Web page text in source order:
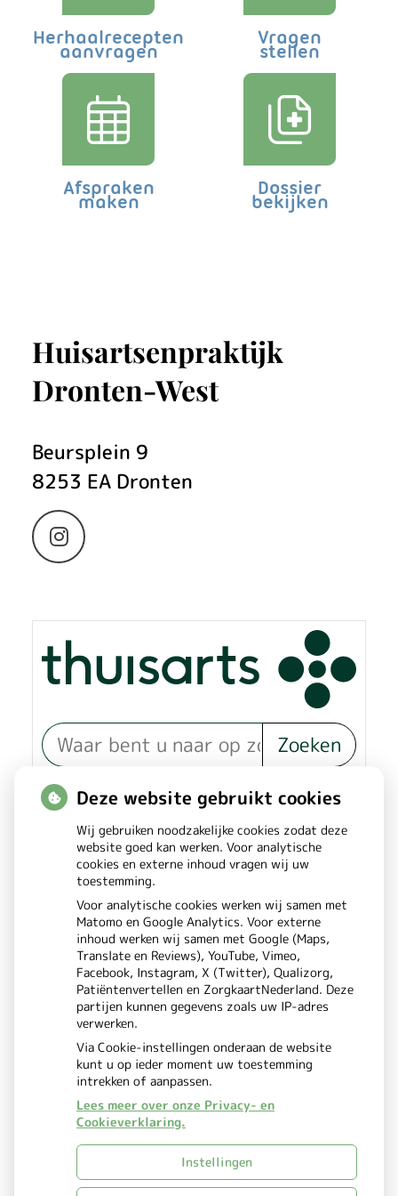
Herhaalrecepten
aanvragen
Vragen
stellen
Afspraken
maken
Dossier
bekijken
Huisartsenpraktijk
Dronten-West
Beursplein 9
8253 EA Dronten
Bezoek
Instagram
pagina
Zoeken
of zoek op lichaam
Betrouwbare informatie over
ziekte en gezondheid
Uw Zorg Online
Privacy verklaring|Cookie-
Deze website gebruikt cookies
Wij gebruiken noodzakelijke cookies zodat deze
website goed kan werken. Voor analytische
cookies en externe inhoud vragen wij uw
toestemming.
Voor analytische cookies werken wij samen met
Matomo en Google Analytics. Voor externe
inhoud werken wij samen met Google (Maps,
Translate en Reviews), YouTube, Vimeo,
Facebook, Instagram, X (Twitter), Qualizorg,
Patiëntenvertellen en ZorgkaartNederland. Deze
partijen kunnen gegevens zoals uw IP-adres
verwerken.
Via Cookie-instellingen onderaan de website
kunt u op ieder moment uw toestemming
intrekken of aanpassen.
Lees meer over onze Privacy- en
Cookieverklaring.
Instellingen